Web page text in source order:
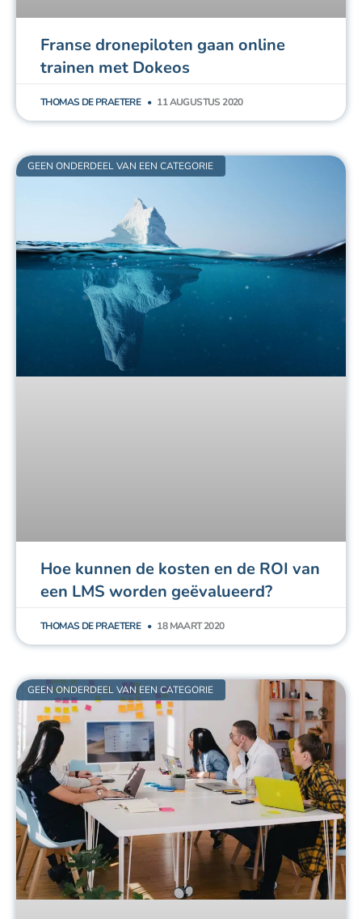
Franse dronepiloten gaan online
trainen met Dokeos
THOMAS DE PRAETERE 11 AUGUSTUS 2020
GEEN ONDERDEEL VAN EEN CATEGORIE
Hoe kunnen de kosten en de ROI van
een LMS worden geëvalueerd?
THOMAS DE PRAETERE 18 MAART 2020
GEEN ONDERDEEL VAN EEN CATEGORIE